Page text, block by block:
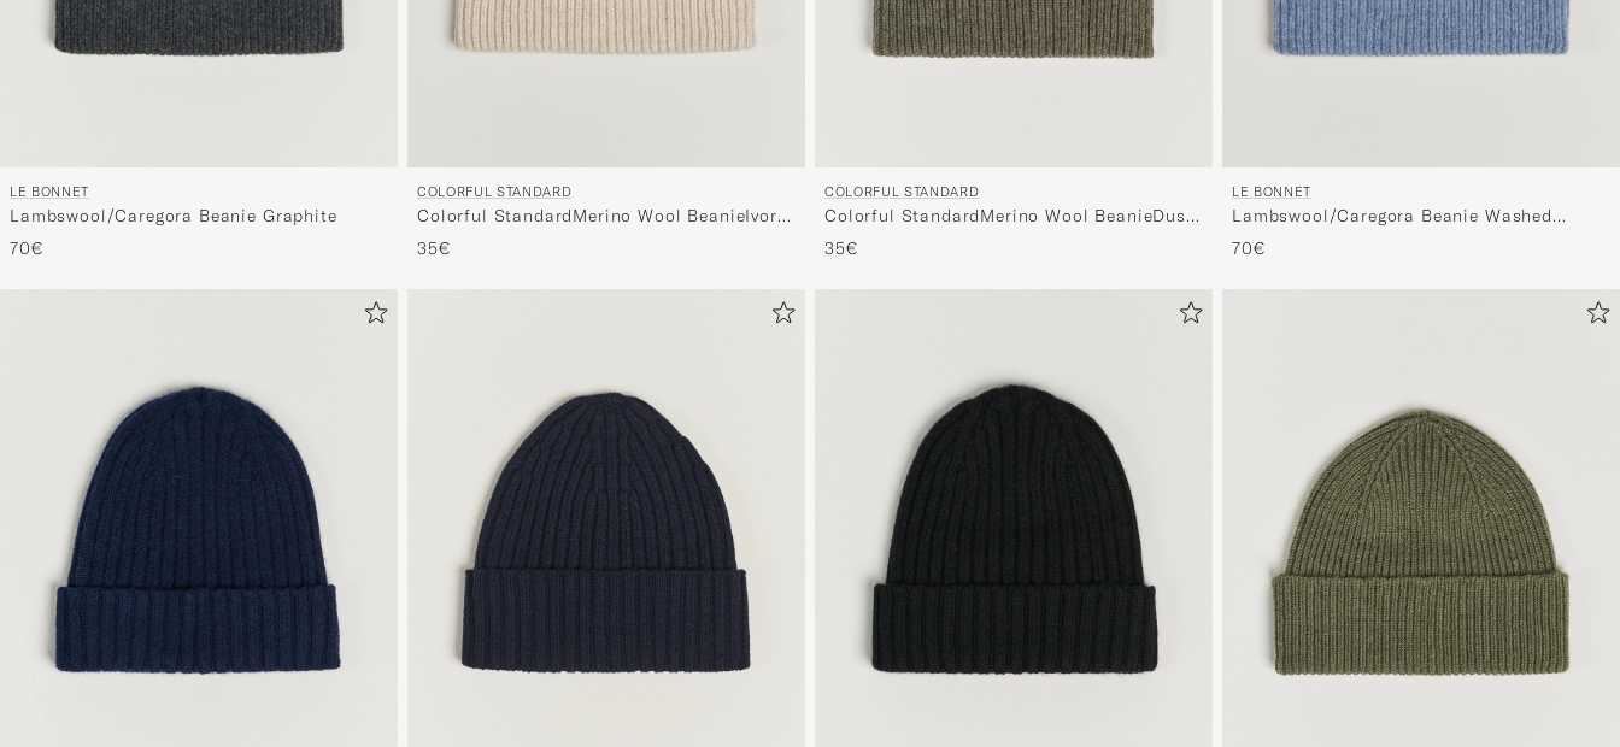
LE BONNET
Lambswool/Caregora Beanie Graphite
70€
COLORFUL STANDARD
Colorful StandardMerino Wool BeanieIvory
White
35€
COLORFUL STANDARD
Colorful StandardMerino Wool BeanieDusty
Olive
35€
LE BONNET
Lambswool/Caregora Beanie Washed
Denim
70€